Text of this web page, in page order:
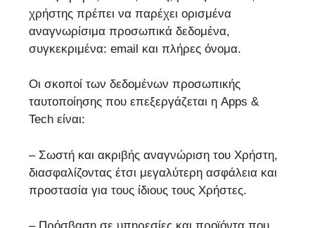
χρήστης πρέπει να παρέχει ορισμένα
αναγνωρίσιμα προσωπικά δεδομένα,
συγκεκριμένα: email και πλήρες όνομα.
Οι σκοποί των δεδομένων προσωπικής
ταυτοποίησης που επεξεργάζεται η Apps &
Tech είναι:
– Σωστή και ακριβής αναγνώριση του Χρήστη,
διασφαλίζοντας έτσι μεγαλύτερη ασφάλεια και
προστασία για τους ίδιους τους Χρήστες.